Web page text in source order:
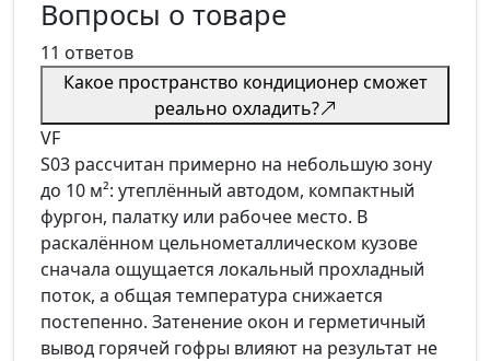
Вопросы о товаре
11 ответов
Какое пространство кондиционер сможет
реально охладить?
VF
S03 рассчитан примерно на небольшую зону
до 10 м²: утеплённый автодом, компактный
фургон, палатку или рабочее место. В
раскалённом цельнометаллическом кузове
сначала ощущается локальный прохладный
поток, а общая температура снижается
постепенно. Затенение окон и герметичный
вывод горячей гофры влияют на результат не